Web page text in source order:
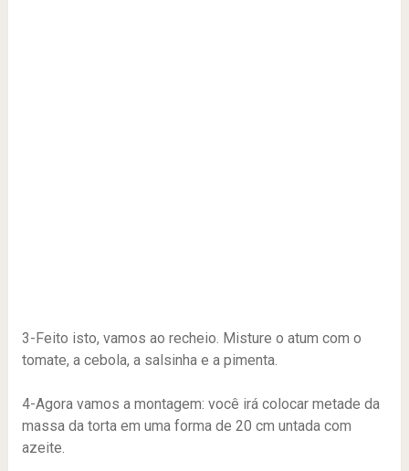
3-Feito isto, vamos ao recheio. Misture o atum com o
tomate, a cebola, a salsinha e a pimenta.
4-Agora vamos a montagem: você irá colocar metade da
massa da torta em uma forma de 20 cm untada com
azeite.